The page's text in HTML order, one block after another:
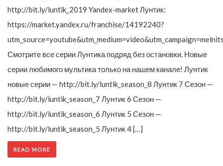
http://bit.ly/luntik_2019 Yandex-market Лунтик:
https://market.yandex.ru/franchise/14192240?
Смотрите все серии Лунтика подряд без остановки. Новые
серии любимого мультика только на нашем канале! Лунтик
новые серии — http://bit.ly/luntik_season_8 Лунтик 7 Сезон —
http://bit.ly/luntik_season_7 Лунтик 6 Сезон —
http://bit.ly/luntik_season_6 Лунтик 5 Сезон —
http://bit.ly/luntik_season_5 Лунтик 4 […]
READ MORE